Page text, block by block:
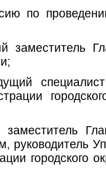
по
руководитель
городского